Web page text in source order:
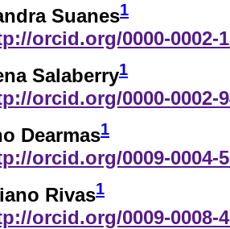
Suanes1
orcid.org/0000-0002-
Salaberry1
orcid.org/0000-0002-
Dearmas1
orcid.org/0009-0004-
Rivas1
orcid.org/0009-0008-